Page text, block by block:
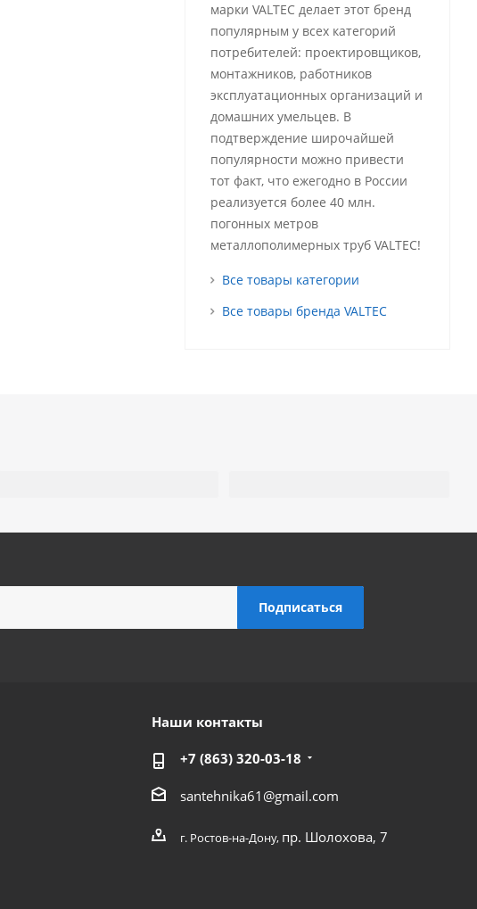
марки VALTEC делает этот бренд
популярным у всех категорий
потребителей: проектировщиков,
монтажников, работников
эксплуатационных организаций и
домашних умельцев. В
подтверждение широчайшей
популярности можно привести
тот факт, что ежегодно в России
реализуется более 40 млн.
погонных метров
металлополимерных труб VALTEC!
Все товары категории
Все товары бренда VALTEC
Наши контакты
+7 (863) 320-03-18
santehnika61@gmail.com
г. Ростов-на-Дону, пр. Шолохова, 7